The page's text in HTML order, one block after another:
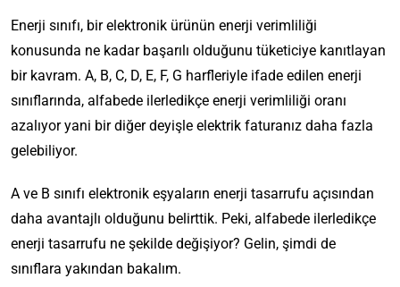
Enerji sınıfı, bir elektronik ürünün enerji verimliliği
konusunda ne kadar başarılı olduğunu tüketiciye kanıtlayan
bir kavram. A, B, C, D, E, F, G harfleriyle ifade edilen enerji
sınıflarında, alfabede ilerledikçe enerji verimliliği oranı
azalıyor yani bir diğer deyişle elektrik faturanız daha fazla
gelebiliyor.
A ve B sınıfı elektronik eşyaların enerji tasarrufu açısından
daha avantajlı olduğunu belirttik. Peki, alfabede ilerledikçe
enerji tasarrufu ne şekilde değişiyor? Gelin, şimdi de
sınıflara yakından bakalım.